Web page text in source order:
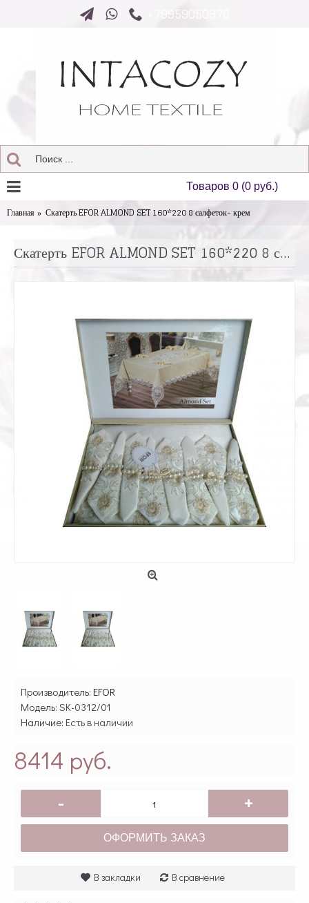
+79959050976
Товаров 0 (0 руб.)
Главная Скатерть EFOR ALMOND SET 160*220 8 салфеток- крем
Скатерть EFOR ALMOND SET 160*220 8 салфеток- крем
Производитель: EFOR
Модель: SK-0312/01
Наличие: Есть в наличии
8414 руб.
- +
ОФОРМИТЬ ЗАКАЗ
В закладки В сравнение